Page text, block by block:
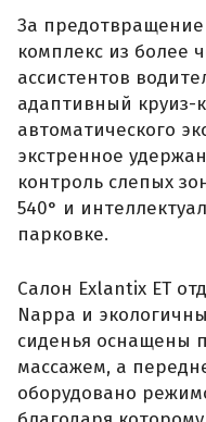
Nappa и
сиденья оснащены
массажем, а
оборудовано
благодаря
120 градусов.